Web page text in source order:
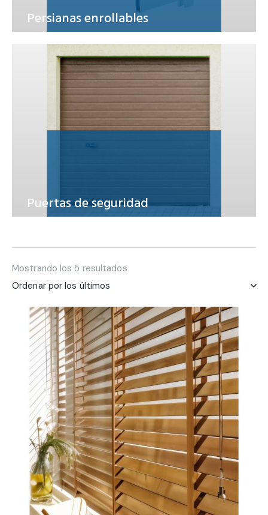
Persianas enrollables
Puertas de seguridad
Mostrando los 5 resultados